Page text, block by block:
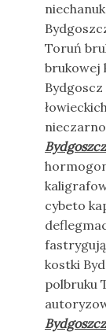
Toruń
brukowej
cybeto
kostki
polbruku